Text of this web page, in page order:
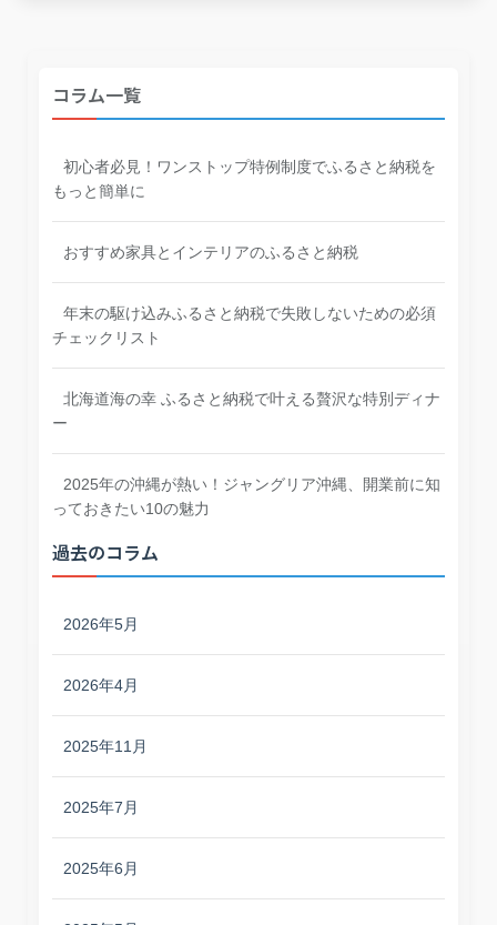
コラム一覧
初心者必見！ワンストップ特例制度でふるさと納税を
もっと簡単に
おすすめ家具とインテリアのふるさと納税
年末の駆け込みふるさと納税で失敗しないための必須
チェックリスト
北海道海の幸 ふるさと納税で叶える贅沢な特別ディナ
ー
2025年の沖縄が熱い！ジャングリア沖縄、開業前に知
っておきたい10の魅力
過去のコラム
2026年5月
2026年4月
2025年11月
2025年7月
2025年6月